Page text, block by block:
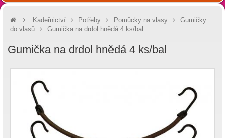
Kadeřnictví Potřeby Pomůcky na vlasy
Gumičky
do vlasů
Gumička na drdol hnědá 4 ks/bal
Gumička na drdol hnědá 4 ks/bal